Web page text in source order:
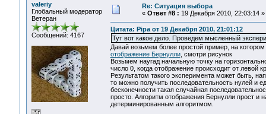
valeriy
Глобальный модератор
Ветеран
Сообщений: 4167
Re: Ситуация выбора
« Ответ #8 : 19 Декабря 2010, 22:03:14 »
Цитата: Pipa от 19 Декабря 2010, 21:01:12
Тут вот какое дело. Проведем мысленный
Давай возьмем более простой пример, на
отображение Бернулли, смотри рисунок
Возьмем наугад начальную точку на
число 0, когда отображение происходит от левой
Результатом такого эксперимента может быть,
то можно получить последовательность нулей и
бесконечности такая случайная
просто. Алгоритм отображения Бернулли прост и
детерминированным алгоритмом.